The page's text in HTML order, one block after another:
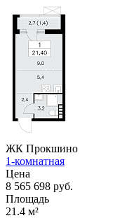
ЖК Прокшино
1-комнатная
Цена
8 565 698 руб.
Площадь
21.4 м²